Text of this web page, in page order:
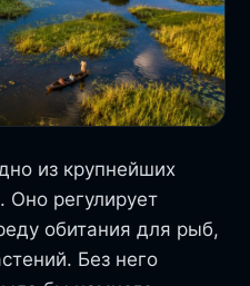
из крупнейших
Оно регулирует
обитания для рыб,
Без него